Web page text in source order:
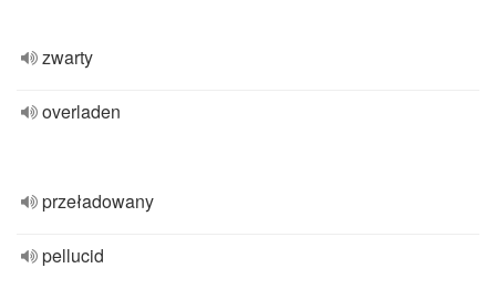
zwarty
overladen
przeładowany
pellucid